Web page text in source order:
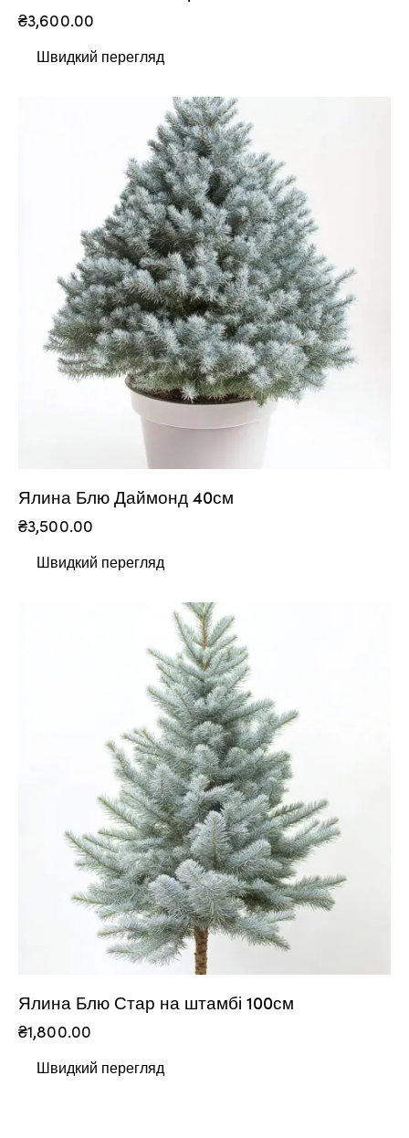
₴3,600.00
Швидкий перегляд
Ялина Блю Даймонд 40см
₴3,500.00
Швидкий перегляд
Ялина Блю Стар на штамбі 100см
₴1,800.00
Швидкий перегляд